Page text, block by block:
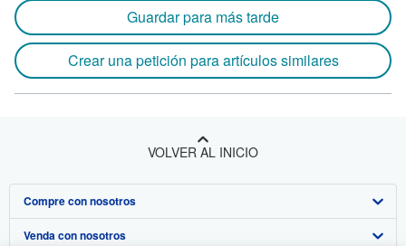
Guardar para más tarde
Crear una petición para artículos similares
VOLVER AL INICIO
Compre con nosotros
Búsqueda avanzada
Venda con nosotros